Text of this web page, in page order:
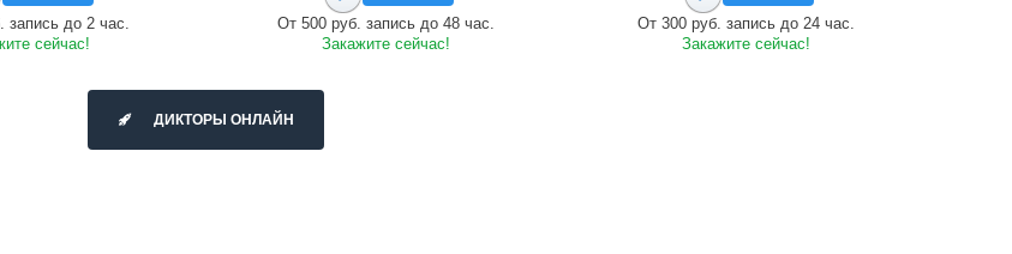
запись до 2 час.
сейчас!
От 500 руб. запись до 48 час.
Закажите сейчас!
От 300 руб. запись до 24 час.
Закажите сейчас!
ДИКТОРЫ ОНЛАЙН